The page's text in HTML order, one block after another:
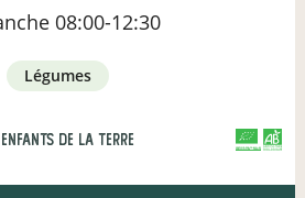
08:00-12:30
légumes
enfants de la terre CERTIFIÉ PAR FR-BIO-01
AGRICULTURE FRANCE